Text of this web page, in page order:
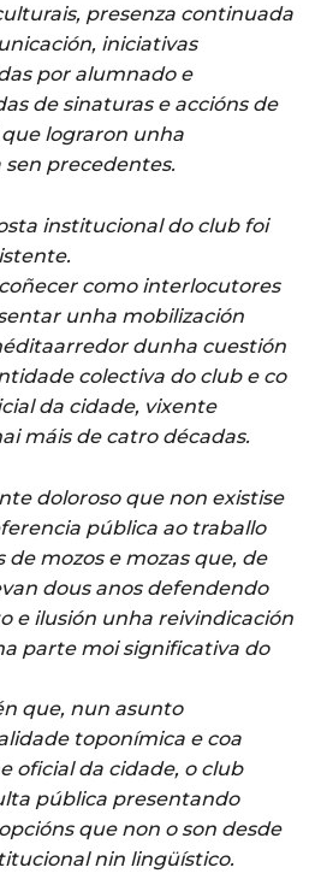
presenza continuada
iniciativas
por alumnado e
de sinaturas e accións de
lograron unha
precedentes.
institucional do club foi
como interlocutores
unha mobilización
dunha cuestión
colectiva do club e co
da cidade, vixente
máis de catro décadas.
doloroso que non existise
pública ao traballo
mozos e mozas que, de
dous anos defendendo
e ilusión unha reivindicación
parte moi significativa do
que, nun asunto
toponímica e coa
oficial da cidade, o club
pública presentando
que non o son desde
nin lingüístico.